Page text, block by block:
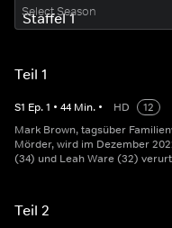
Select Season
Teil 1
S1 Ep.1 • 44 Min. • HD
12
Mark Brown, tagsüber
Mörder, wird im Dezember
(34) und Leah Ware (32)
Teil 2